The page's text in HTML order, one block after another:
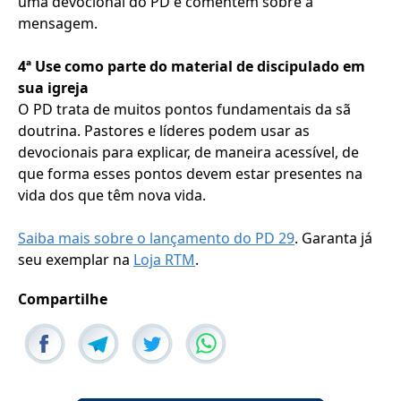
mensagem.
4ª Use como parte do material de discipulado em
sua igreja
O PD trata de muitos pontos fundamentais da sã
doutrina. Pastores e líderes podem usar as
devocionais para explicar, de maneira acessível, de
que forma esses pontos devem estar presentes na
vida dos que têm nova vida.
Saiba mais sobre o lançamento do PD 29. Garanta já
seu exemplar na Loja RTM.
Compartilhe